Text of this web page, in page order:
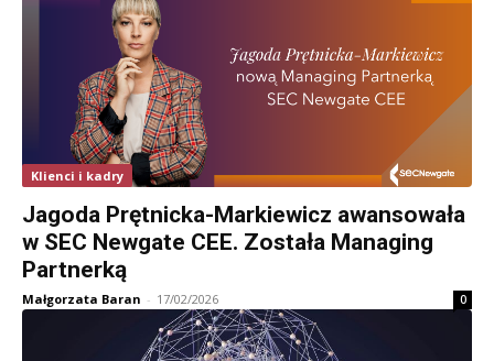
Klienci i kadry
Jagoda Prętnicka-Markiewicz awansowała
w SEC Newgate CEE. Została Managing
Partnerką
Małgorzata Baran - 17/02/2026 0